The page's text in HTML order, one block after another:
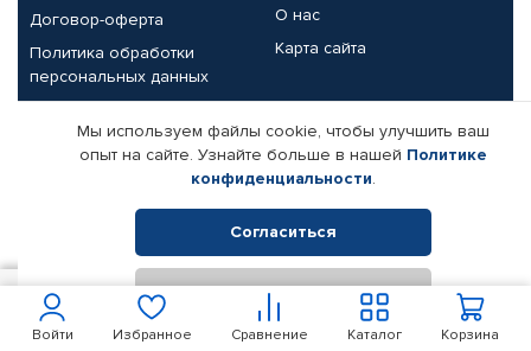
Войти Избранное Сравнение Корзина
Каталог
Договор-оферта
Политика обработки
персональных данных
О нас
Карта сайта
Партнерам
Корпоративным клиентам
Поставщикам
Реквизиты компании
© КАМАЗ ЦЕНТР ДОНЕЦК, 2015-2026. Все права защищены.
Интернет-магазин автомобильных товаров Автопрофи.
Мы используем файлы cookie, чтобы улучшить ваш
опыт на сайте. Узнайте больше в нашей Политике
конфиденциальности.
Согласиться
Отклонить
300 В корзину